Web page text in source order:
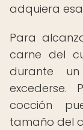
adquiera
Para
carne del
durante
cocción
tamaño del